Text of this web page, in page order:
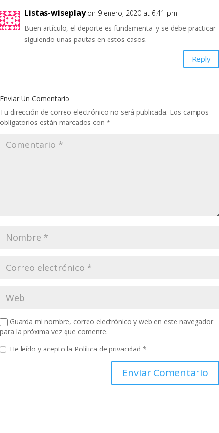
Listas-wiseplay on 9 enero, 2020 at 6:41 pm
Buen artículo, el deporte es fundamental y se debe practicar
siguiendo unas pautas en estos casos.
Reply
Enviar Un Comentario
Tu dirección de correo electrónico no será publicada. Los campos
obligatorios están marcados con *
Guarda mi nombre, correo electrónico y web en este navegador
para la próxima vez que comente.
He leído y acepto la Política de privacidad *